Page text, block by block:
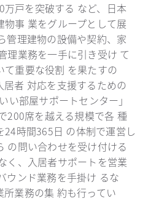
戸を突破する など、日本
事 業をグループとして展
管理建物の設備や契約、家
理業務を一手に引き受け て
重要な役割 を果たすの
者 対応を支援するための
い部屋サポートセンター」
200席を越える規模で各 種
時間365日 の体制で運営し
の問い合わせを受け付ける
く、入居者サポートを営業
ウンド業務を手掛け るな
業務の集 約も行ってい